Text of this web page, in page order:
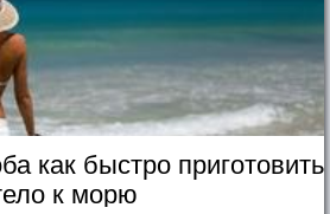
как быстро приготовить
к морю